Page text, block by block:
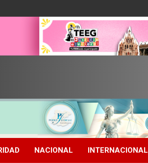
NACIONAL INTERNACIONAL